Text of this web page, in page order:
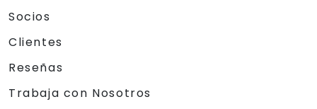
Socios
Clientes
Reseñas
Trabaja con Nosotros